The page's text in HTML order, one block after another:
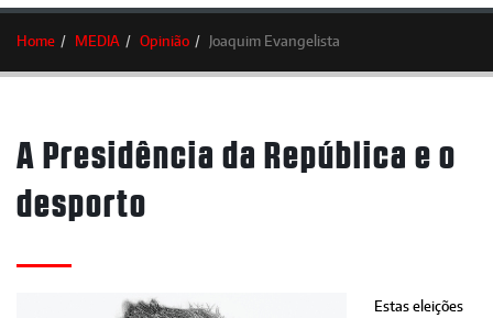
Home MEDIA Opinião Joaquim Evangelista
A Presidência da República e o
desporto
Estas eleições